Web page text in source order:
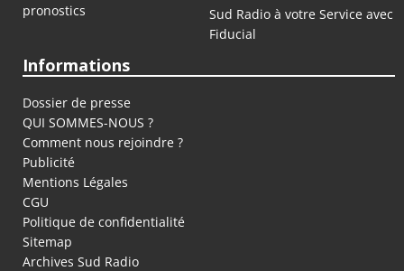
pronostics
Sud Radio à votre Service avec
Fiducial
Informations
Dossier de presse
QUI SOMMES-NOUS ?
Comment nous rejoindre ?
Publicité
Mentions Légales
CGU
Politique de confidentialité
Sitemap
Archives Sud Radio